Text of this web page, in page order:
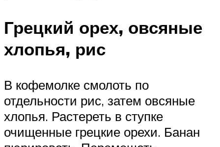
Грецкий орех, овсяные
хлопья, рис
В кофемолке смолоть по
отдельности рис, затем овсяные
хлопья. Растереть в ступке
очищенные грецкие орехи. Банан